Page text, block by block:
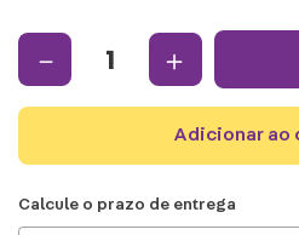
＋
－
adicionar ao